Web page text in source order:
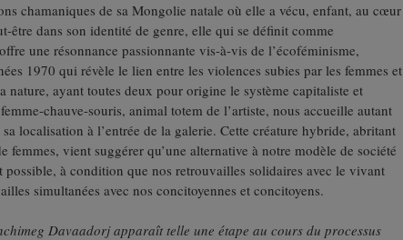
chamaniques de sa Mongolie natale où elle a vécu, enfant, au cœur
être dans son identité de genre, elle qui se définit comme
une résonnance passionnante vis-à-vis de l’écoféminisme,
1970 qui révèle le lien entre les violences subies par les femmes et
nature, ayant toutes deux pour origine le système capitaliste et
chauve-souris, animal totem de l’artiste, nous accueille autant
localisation à l’entrée de la galerie. Cette créature hybride, abritant
femmes, vient suggérer qu’une alternative à notre modèle de société
possible, à condition que nos retrouvailles solidaires avec le vivant
simultanées avec nos concitoyennes et concitoyens.
Davaadorj apparaît telle une étape au cours du processus